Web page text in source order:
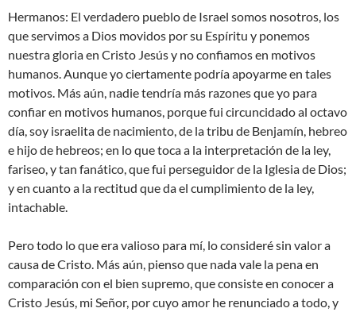
Hermanos: El verdadero pueblo de Israel somos nosotros, los
que servimos a Dios movidos por su Espíritu y ponemos
nuestra gloria en Cristo Jesús y no confiamos en motivos
humanos. Aunque yo ciertamente podría apoyarme en tales
motivos. Más aún, nadie tendría más razones que yo para
confiar en motivos humanos, porque fui circuncidado al octavo
día, soy israelita de nacimiento, de la tribu de Benjamín, hebreo
e hijo de hebreos; en lo que toca a la interpretación de la ley,
fariseo, y tan fanático, que fui perseguidor de la Iglesia de Dios;
y en cuanto a la rectitud que da el cumplimiento de la ley,
intachable.
Pero todo lo que era valioso para mí, lo consideré sin valor a
causa de Cristo. Más aún, pienso que nada vale la pena en
comparación con el bien supremo, que consiste en conocer a
Cristo Jesús, mi Señor, por cuyo amor he renunciado a todo, y